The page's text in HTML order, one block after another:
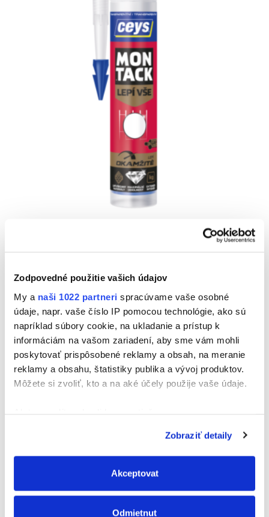
Zodpovedné použitie vašich údajov
My a naši 1022 partneri spracúvame vaše osobné
údaje, napr. vaše číslo IP pomocou technológie, ako sú
napríklad súbory cookie, na ukladanie a prístup k
informáciám na vašom zariadení, aby sme vám mohli
poskytovať prispôsobené reklamy a obsah, na meranie
reklamy a obsahu, štatistiky publika a vývoj produktov.
Môžete si zvoliť, kto a na aké účely použije vaše údaje.
Identifikovať vaše zariadenie aktívnym
skenovaním konkrétnych charakteristík (odtlačky
Zobraziť detaily
Akceptovat
Odmietnut
Ďalšie príspevky v tejto kategórii
Domácnosť
<